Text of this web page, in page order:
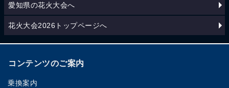
愛知県の花火大会へ
花火大会2026トップページへ
コンテンツのご案内
乗換案内